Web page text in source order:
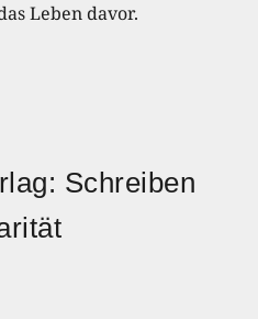
Leben davor.
Schreiben